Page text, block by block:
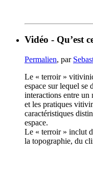
Vidéo - Qu’est
Permalien, par
Le « terroir »
espace sur lequel se
interactions entre
et les pratiques
caractéristiques
espace.
Le « terroir » inclut
la topographie, du